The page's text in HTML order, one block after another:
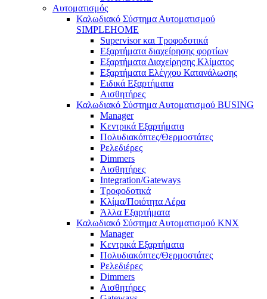
Αυτοματισμός
Καλωδιακό Σύστημα Αυτοματισμού
SIMPLEHOME
Supervisor και Τροφοδοτικά
Εξαρτήματα διαχείρησης φορτίων
Εξαρτήματα Διαχείρησης Κλίματος
Εξαρτήματα Ελέγχου Κατανάλωσης
Ειδικά Εξαρτήματα
Αισθητήρες
Καλωδιακό Σύστημα Αυτοματισμού BUSING
Manager
Κεντρικά Εξαρτήματα
Πολυδιακόπτες/Θερμοστάτες
Ρελεδιέρες
Dimmers
Αισθητήρες
Integration/Gateways
Τροφοδοτικά
Κλίμα/Ποιότητα Αέρα
Άλλα Εξαρτήματα
Καλωδιακό Σύστημα Αυτοματισμού KNX
Manager
Κεντρικά Εξαρτήματα
Πολυδιακόπτες/Θερμοστάτες
Ρελεδιέρες
Dimmers
Αισθητήρες